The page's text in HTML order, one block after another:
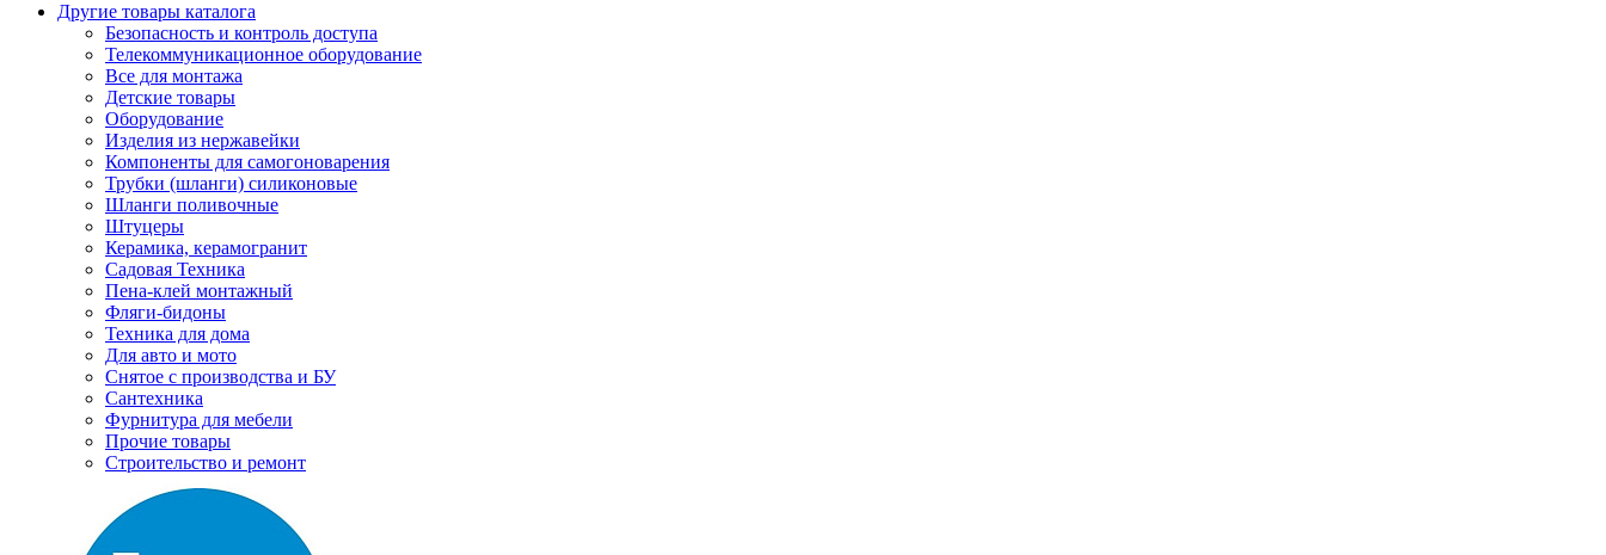
Другие товары каталога
Безопасность и контроль доступа
Телекоммуникационное оборудование
Все для монтажа
Детские товары
Оборудование
Изделия из нержавейки
Компоненты для самогоноварения
Трубки (шланги) силиконовые
Шланги поливочные
Штуцеры
Керамика, керамогранит
Садовая Техника
Пена-клей монтажный
Фляги-бидоны
Техника для дома
Для авто и мото
Снятое с производства и БУ
Сантехника
Фурнитура для мебели
Прочие товары
Строительство и ремонт